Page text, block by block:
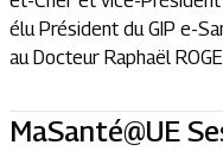
élu Président du GIP e-
au Docteur Raphaël
MaSanté@UE